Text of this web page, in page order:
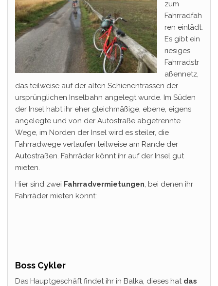
zum
Fahrradfah
ren einlädt.
Es gibt ein
riesiges
Fahrradstr
aßennetz,
das teilweise auf der alten Schienentrassen der
ursprünglichen Inselbahn angelegt wurde. Im Süden
der Insel habt ihr eher gleichmäßige, ebene, eigens
angelegte und von der Autostraße abgetrennte
Wege, im Norden der Insel wird es steiler, die
Fahrradwege verlaufen teilweise am Rande der
Autostraßen. Fahrräder könnt ihr auf der Insel gut
mieten.
Hier sind zwei Fahrradvermietungen, bei denen ihr
Fahrräder mieten könnt:
Boss Cykler
Das Hauptgeschäft findet ihr in Balka, dieses hatdas